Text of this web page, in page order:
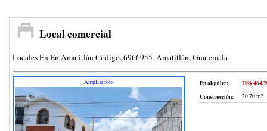
Local comercial
Locales En En Amatitlán Código. 6966955, Amatitlán, Guatemala
Ampliar foto En alquiler:
US$
Construcción: 20.70 m2